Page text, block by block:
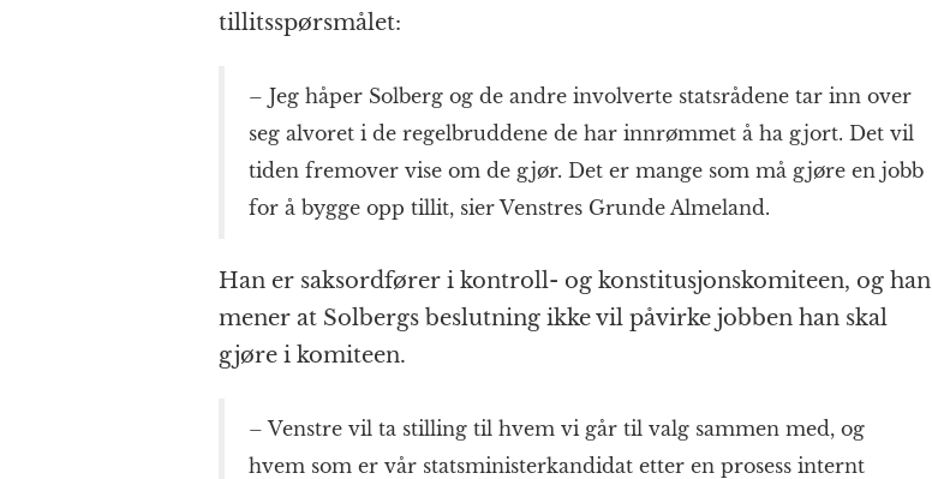
tillitsspørsmålet:
– Jeg håper Solberg og de andre involverte statsrådene tar inn over
seg alvoret i de regelbruddene de har innrømmet å ha gjort. Det vil
tiden fremover vise om de gjør. Det er mange som må gjøre en jobb
for å bygge opp tillit, sier Venstres Grunde Almeland.
Han er saksordfører i kontroll- og konstitusjonskomiteen, og han
mener at Solbergs beslutning ikke vil påvirke jobben han skal
gjøre i komiteen.
– Venstre vil ta stilling til hvem vi går til valg sammen med, og
hvem som er vår statsministerkandidat etter en prosess internt